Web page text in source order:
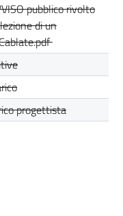
pubblico rivolto
di un
progettista